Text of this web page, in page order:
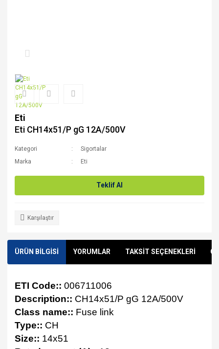
Eti
Eti CH14x51/P gG 12A/500V
Kategori
Sigortalar
Marka
Eti
Teklif Al
Karşılaştır
ÜRÜN BİLGİSİ YORUMLAR TAKSİT SEÇENEKLERİ
ETI Code:: 006711006
Description:: CH14x51/P gG 12A/500V
Class name:: Fuse link
Type:: CH
Size:: 14x51